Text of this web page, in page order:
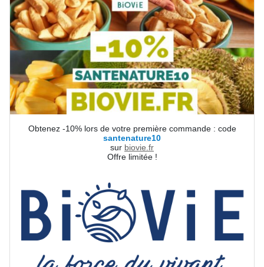
Obtenez -10% lors de votre première commande : code
santenature10
sur biovie.fr
Offre limitée !